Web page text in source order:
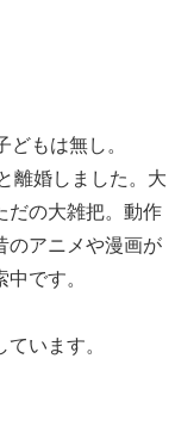
もは無し。
離婚しました。大
だの大雑把。動作
のアニメや漫画が
です。
います。